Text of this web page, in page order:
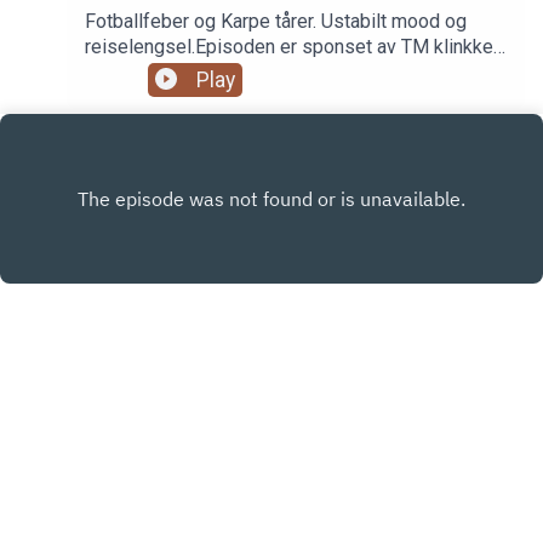
Fotballfeber og Karpe tårer. Ustabilt mood og
reiselengsel.Episoden er sponset av TM klinkken
og TM legetjenester. Onlinetimer hos lege:
tmlegetjenester.no
Play